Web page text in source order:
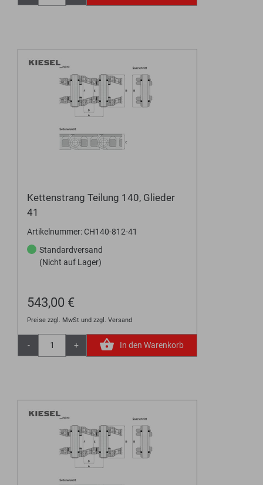
Kettenstrang Teilung 140, Glieder
41
Artikelnummer: CH140-812-41
Standardversand
(Nicht auf Lager)
543,00 €
Preise zzgl. MwSt und zzgl. Versand
- + In den Warenkorb